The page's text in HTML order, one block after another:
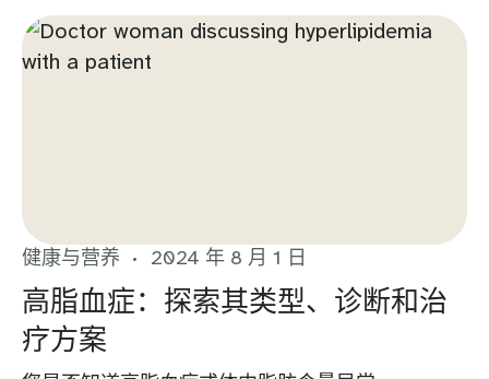
健康与营养 2024 年 8 月 1 日
高脂血症：探索其类型、诊断和治
疗方案